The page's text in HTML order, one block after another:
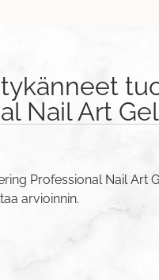
Nail Art
Professional Nail Art
arvioinnin.